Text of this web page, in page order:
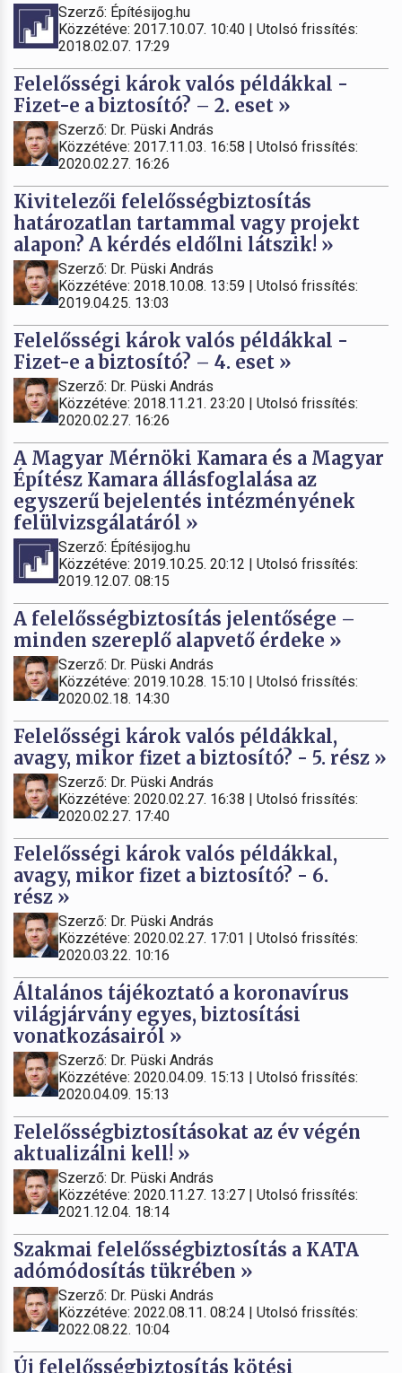
Szerző: Építésijog.hu
Közzétéve: 2017.10.07. 10:40 | Utolsó frissítés:
2018.02.07. 17:29
Felelősségi károk valós példákkal -
Fizet-e a biztosító? – 2. eset »
Szerző: Dr. Püski András
Közzétéve: 2017.11.03. 16:58 | Utolsó frissítés:
2020.02.27. 16:26
Kivitelezői felelősségbiztosítás
határozatlan tartammal vagy projekt
alapon? A kérdés eldőlni látszik! »
Szerző: Dr. Püski András
Közzétéve: 2018.10.08. 13:59 | Utolsó frissítés:
2019.04.25. 13:03
Felelősségi károk valós példákkal -
Fizet-e a biztosító? – 4. eset »
Szerző: Dr. Püski András
Közzétéve: 2018.11.21. 23:20 | Utolsó frissítés:
2020.02.27. 16:26
A Magyar Mérnöki Kamara és a Magyar
Építész Kamara állásfoglalása az
egyszerű bejelentés intézményének
felülvizsgálatáról »
Szerző: Építésijog.hu
Közzétéve: 2019.10.25. 20:12 | Utolsó frissítés:
2019.12.07. 08:15
A felelősségbiztosítás jelentősége –
minden szereplő alapvető érdeke »
Szerző: Dr. Püski András
Közzétéve: 2019.10.28. 15:10 | Utolsó frissítés:
2020.02.18. 14:30
Felelősségi károk valós példákkal,
avagy, mikor fizet a biztosító? - 5. rész »
Szerző: Dr. Püski András
Közzétéve: 2020.02.27. 16:38 | Utolsó frissítés:
2020.02.27. 17:40
Felelősségi károk valós példákkal,
avagy, mikor fizet a biztosító? - 6.
rész »
Szerző: Dr. Püski András
Közzétéve: 2020.02.27. 17:01 | Utolsó frissítés:
2020.03.22. 10:16
Általános tájékoztató a koronavírus
világjárvány egyes, biztosítási
vonatkozásairól »
Szerző: Dr. Püski András
Közzétéve: 2020.04.09. 15:13 | Utolsó frissítés:
2020.04.09. 15:13
Felelősségbiztosításokat az év végén
aktualizálni kell! »
Szerző: Dr. Püski András
Közzétéve: 2020.11.27. 13:27 | Utolsó frissítés:
2021.12.04. 18:14
Szakmai felelősségbiztosítás a KATA
adómódosítás tükrében »
Szerző: Dr. Püski András
Közzétéve: 2022.08.11. 08:24 | Utolsó frissítés:
2022.08.22. 10:04
Új felelősségbiztosítás kötési